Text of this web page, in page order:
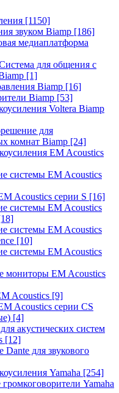
[1150]
звуком Biamp [186]
медиаплатформа
для общения с
[1]
Biamp [16]
Biamp [53]
Voltera Biamp
для
комнат Biamp [24]
EM Acoustics
системы EM Acoustics
Acoustics серии S [16]
системы EM Acoustics
системы EM Acoustics
[10]
системы EM Acoustics
мониторы EM Acoustics
Acoustics [9]
Acoustics серии CS
[4]
акустических систем
[12]
для звукового
Yamaha [254]
Yamaha